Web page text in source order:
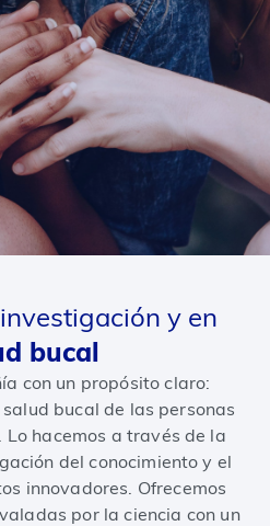
y en
bucal
con un propósito claro:
bucal de las personas
hacemos a través de la
del conocimiento y el
innovadores. Ofrecemos
por la ciencia con un